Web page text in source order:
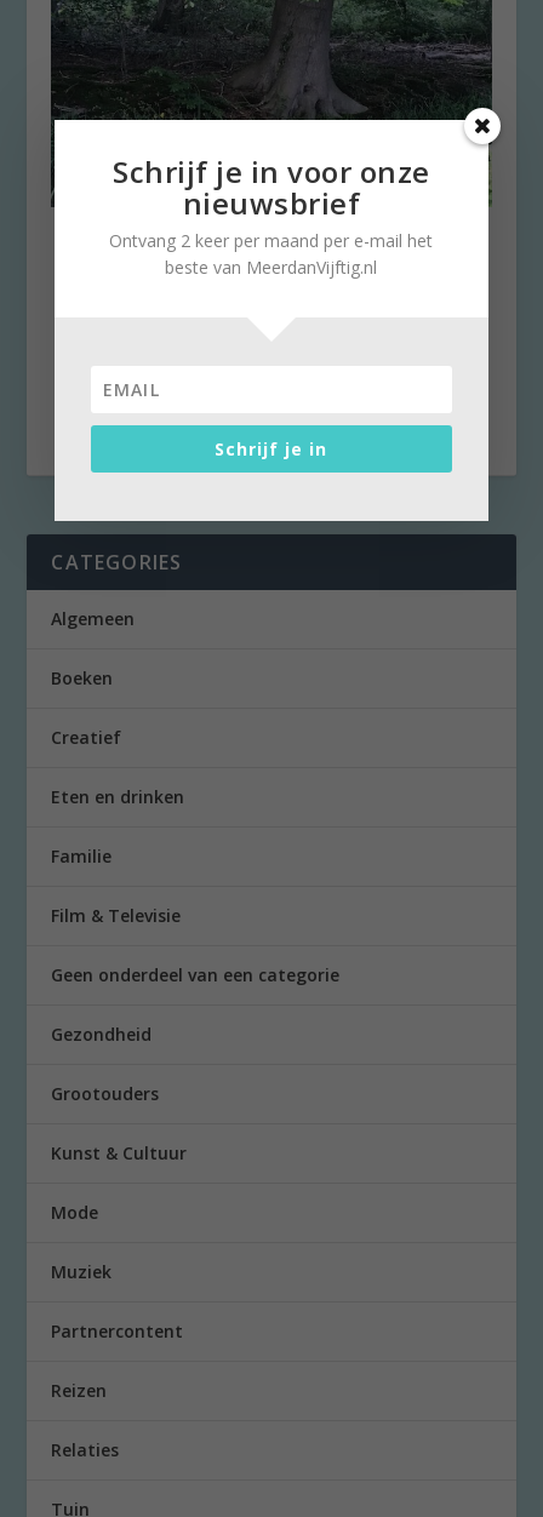
Liefdespad: wandelroute om
stil te staan bij gevoelens
CATEGORIES
Algemeen
Boeken
Creatief
Eten en drinken
Familie
Film & Televisie
Geen onderdeel van een categorie
Gezondheid
Grootouders
Kunst & Cultuur
Mode
Muziek
Partnercontent
Reizen
Relaties
Tuin
Schrijf je in voor onze
nieuwsbrief
Ontvang 2 keer per maand per e-mail het
beste van MeerdanVijftig.nl
Schrijf je in